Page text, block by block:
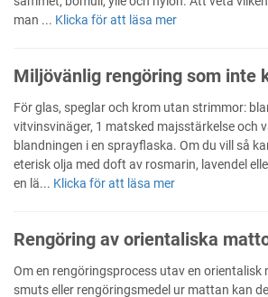
man ... Klicka för att läsa mer
Miljövänlig rengöring som inte
För glas, speglar och krom utan strimmor:
vitvinsvinäger, 1 matsked majsstärkelse och
blandningen i en sprayflaska. Om du vill så
eterisk olja med doft av rosmarin, lavendel
en lä... Klicka för att läsa mer
Rengöring av orientaliska
Om en rengöringsprocess utav en orientalisk
smuts eller rengöringsmedel ur mattan kan